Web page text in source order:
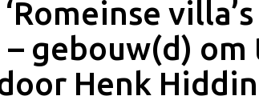
‘Romeinse
– gebouw(d) om
Henk